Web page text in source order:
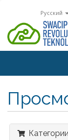
Русский
Категории